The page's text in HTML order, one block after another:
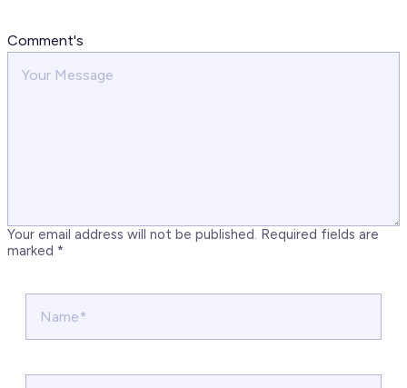
Your email address will not be published. Required fields are
marked*
Comment's